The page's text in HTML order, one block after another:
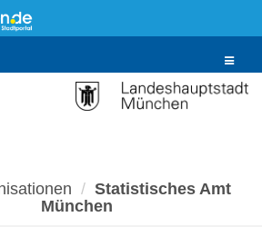
Toggle
Statistisches Amt
München